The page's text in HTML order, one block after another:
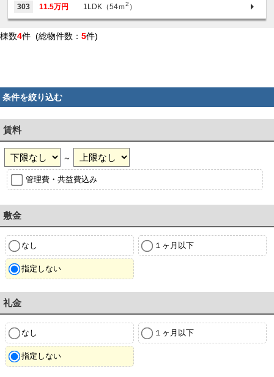
303 11.5万円 1LDK（54ｍ2 ）
棟数4件 (総物件数： 5件)
条件を絞り込む
賃料
～
管理費・共益費込み
敷金
なし １ヶ月以下
指定しない
礼金
なし １ヶ月以下
指定しない